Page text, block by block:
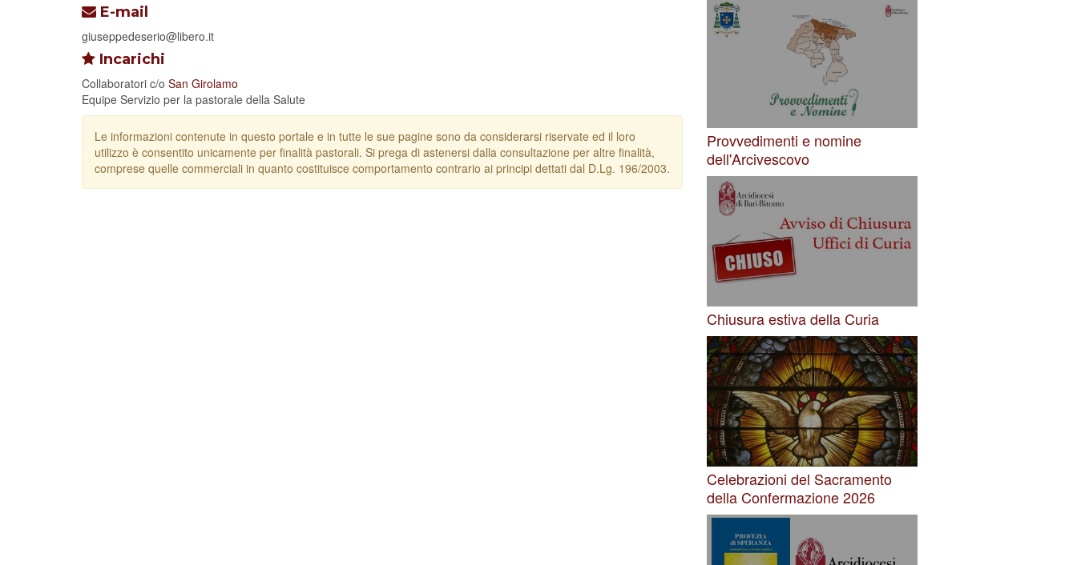
E-mail
giuseppedeserio@libero.it
Incarichi
Collaboratori c/o San Girolamo
Equipe Servizio per la pastorale della Salute
Le informazioni contenute in questo portale e in tutte le sue pagine sono da considerarsi riservate ed il loro
utilizzo è consentito unicamente per finalità pastorali. Si prega di astenersi dalla consultazione per altre finalità,
comprese quelle commerciali in quanto costituisce comportamento contrario ai principi dettati dal D.Lg. 196/2003.
Provvedimenti e nomine
dell'Arcivescovo
Chiusura estiva della Curia
Celebrazioni del Sacramento
della Confermazione 2026